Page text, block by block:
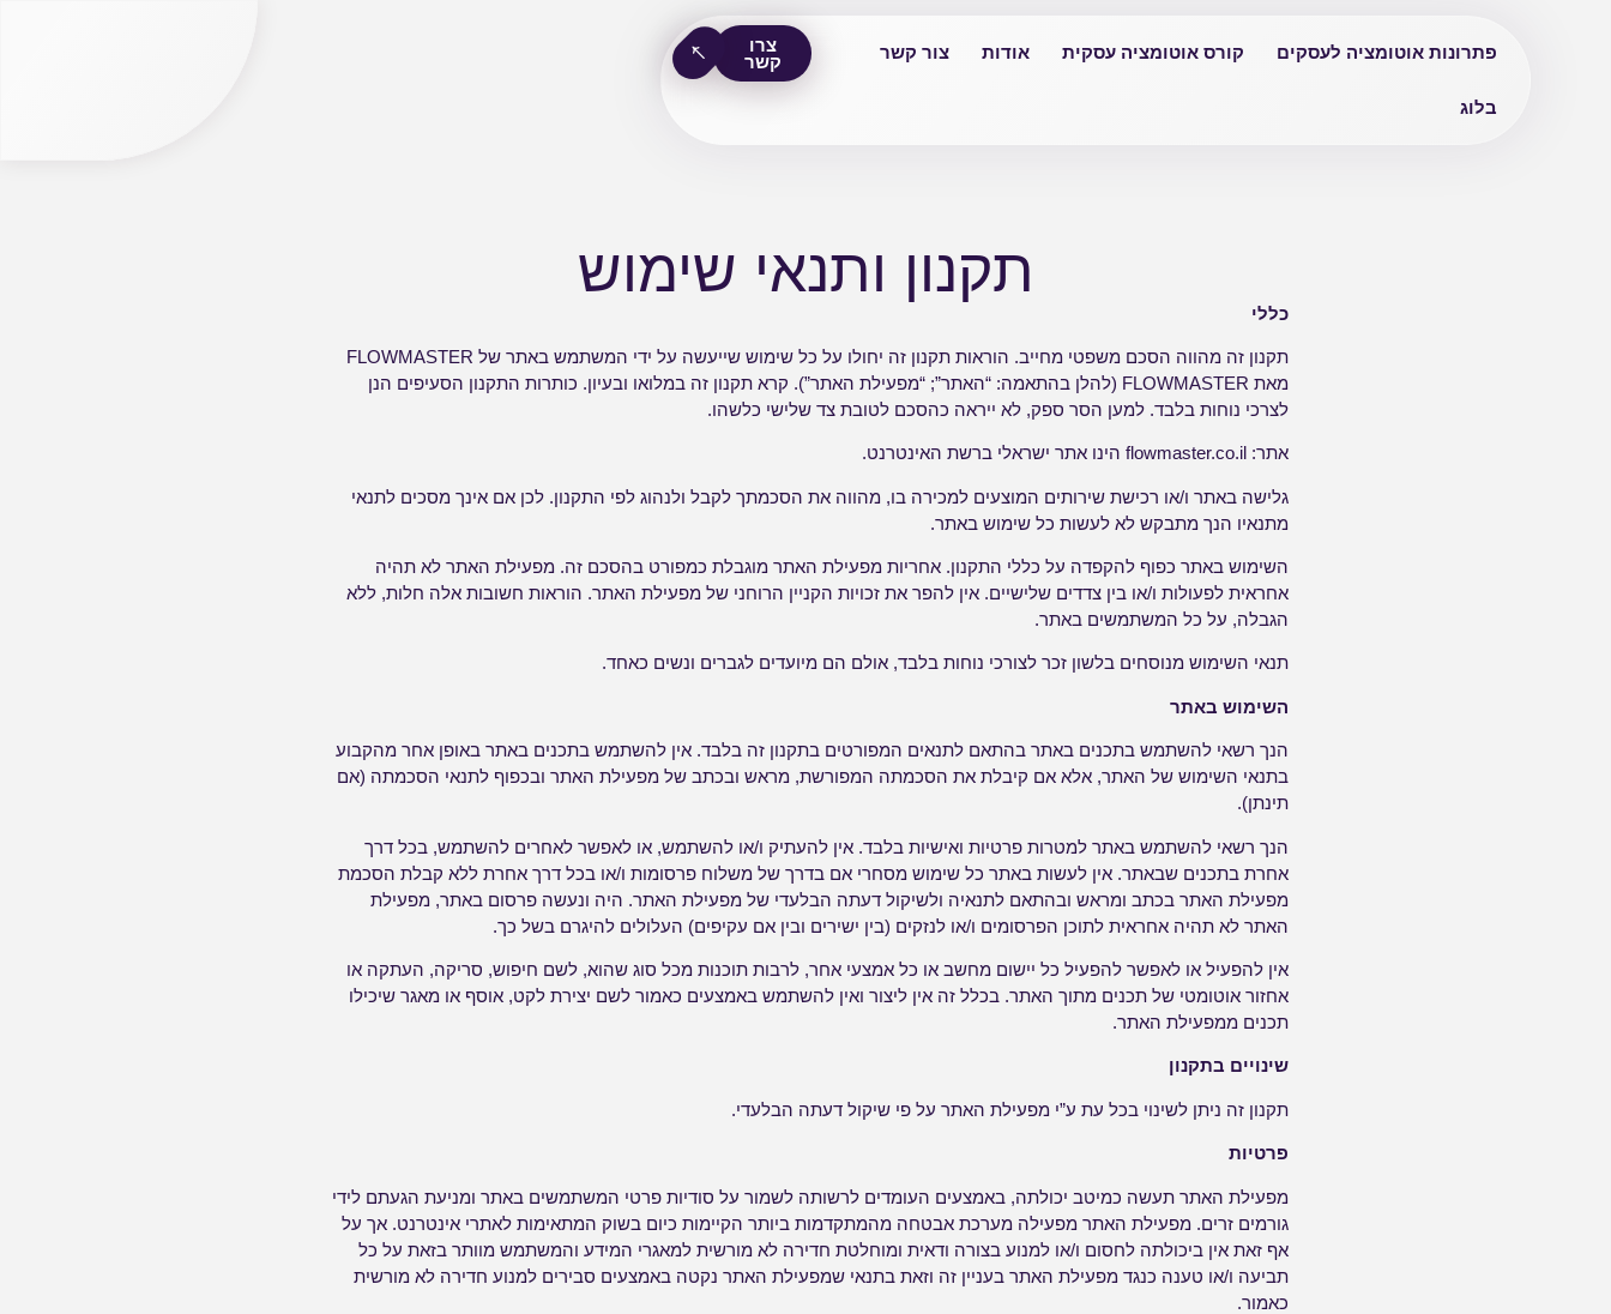
פתרונות אוטומציה לעסקים קורס אוטומציה עסקית אודות צור קשר
בלוג
צרו
קשר
תקנון ותנאי שימוש
כללי
תקנון זה מהווה הסכם משפטי מחייב. הוראות תקנון זה יחולו על כל שימוש שייעשה על ידי המשתמש באתר של FLOWMASTER
מאת FLOWMASTER (להלן בהתאמה: “האתר”; “מפעילת האתר”). קרא תקנון זה במלואו ובעיון. כותרות התקנון הסעיפים הנן
לצרכי נוחות בלבד. למען הסר ספק, לא ייראה כהסכם לטובת צד שלישי כלשהו.
אתר: flowmaster.co.il הינו אתר ישראלי ברשת האינטרנט.
גלישה באתר ו/או רכישת שירותים המוצעים למכירה בו, מהווה את הסכמתך לקבל ולנהוג לפי התקנון. לכן אם אינך מסכים לתנאי
מתנאיו הנך מתבקש לא לעשות כל שימוש באתר.
השימוש באתר כפוף להקפדה על כללי התקנון. אחריות מפעילת האתר מוגבלת כמפורט בהסכם זה. מפעילת האתר לא תהיה
אחראית לפעולות ו/או בין צדדים שלישיים. אין להפר את זכויות הקניין הרוחני של מפעילת האתר. הוראות חשובות אלה חלות, ללא
הגבלה, על כל המשתמשים באתר.
תנאי השימוש מנוסחים בלשון זכר לצורכי נוחות בלבד, אולם הם מיועדים לגברים ונשים כאחד.
השימוש באתר
הנך רשאי להשתמש בתכנים באתר בהתאם לתנאים המפורטים בתקנון זה בלבד. אין להשתמש בתכנים באתר באופן אחר מהקבוע
בתנאי השימוש של האתר, אלא אם קיבלת את הסכמתה המפורשת, מראש ובכתב של מפעילת האתר ובכפוף לתנאי הסכמתה (אם
תינתן).
הנך רשאי להשתמש באתר למטרות פרטיות ואישיות בלבד. אין להעתיק ו/או להשתמש, או לאפשר לאחרים להשתמש, בכל דרך
אחרת בתכנים שבאתר. אין לעשות באתר כל שימוש מסחרי אם בדרך של משלוח פרסומות ו/או בכל דרך אחרת ללא קבלת הסכמת
מפעילת האתר בכתב ומראש ובהתאם לתנאיה ולשיקול דעתה הבלעדי של מפעילת האתר. היה ונעשה פרסום באתר, מפעילת
האתר לא תהיה אחראית לתוכן הפרסומים ו/או לנזקים (בין ישירים ובין אם עקיפים) העלולים להיגרם בשל כך.
אין להפעיל או לאפשר להפעיל כל יישום מחשב או כל אמצעי אחר, לרבות תוכנות מכל סוג שהוא, לשם חיפוש, סריקה, העתקה או
אחזור אוטומטי של תכנים מתוך האתר. בכלל זה אין ליצור ואין להשתמש באמצעים כאמור לשם יצירת לקט, אוסף או מאגר שיכילו
תכנים ממפעילת האתר.
שינויים בתקנון
תקנון זה ניתן לשינוי בכל עת ע”י מפעילת האתר על פי שיקול דעתה הבלעדי.
פרטיות
מפעילת האתר תעשה כמיטב יכולתה, באמצעים העומדים לרשותה לשמור על סודיות פרטי המשתמשים באתר ומניעת הגעתם לידי
גורמים זרים. מפעילת האתר מפעילה מערכת אבטחה מהמתקדמות ביותר הקיימות כיום בשוק המתאימות לאתרי אינטרנט. אך על
אף זאת אין ביכולתה לחסום ו/או למנוע בצורה ודאית ומוחלטת חדירה לא מורשית למאגרי המידע והמשתמש מוותר בזאת על כל
תביעה ו/או טענה כנגד מפעילת האתר בעניין זה וזאת בתנאי שמפעילת האתר נקטה באמצעים סבירים למנוע חדירה לא מורשית
כאמור.